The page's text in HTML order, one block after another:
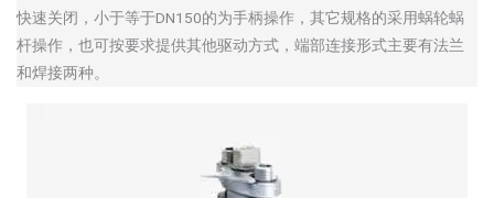
快速关闭，小于等于DN150的为手柄操作，其它规格的采用蜗轮蜗
杆操作，也可按要求提供其他驱动方式，端部连接形式主要有法兰
和焊接两种。